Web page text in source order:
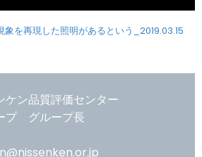
を再現した照明があるという_2019.03.15
ケン品質評価センター
プ グループ長